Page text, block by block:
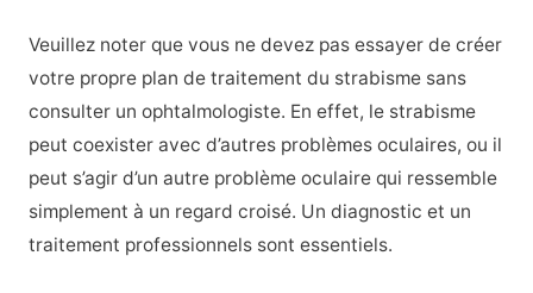
Veuillez noter que vous ne devez pas essayer de créer
votre propre plan de traitement du strabisme sans
consulter un ophtalmologiste. En effet, le strabisme
peut coexister avec d’autres problèmes oculaires, ou il
peut s’agir d’un autre problème oculaire qui ressemble
simplement à un regard croisé. Un diagnostic et un
traitement professionnels sont essentiels.